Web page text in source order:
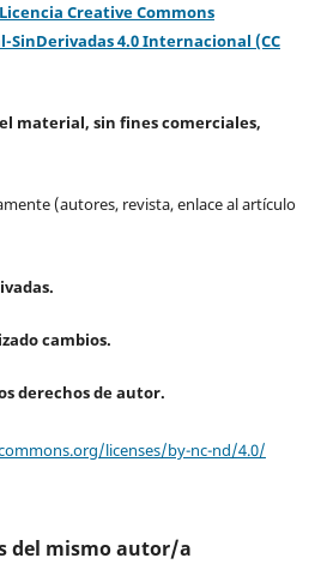
Licencia Creative Commons
4.0 Internacional (CC
material, sin fines comerciales,
(autores, revista, enlace al artículo
cambios.
derechos de autor.
licenses/by-nc-nd/4.0/
del mismo autor/a